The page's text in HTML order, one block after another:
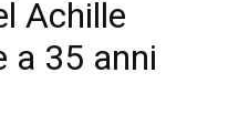
Achille
a 35 anni